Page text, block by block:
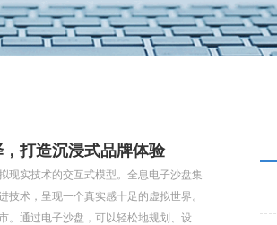
打造沉浸式品牌体验
现实技术的交互式模型。全息电子沙盘集
术，呈现一个真实感十足的虚拟世界。
。通过电子沙盘，可以轻松地规划、设计